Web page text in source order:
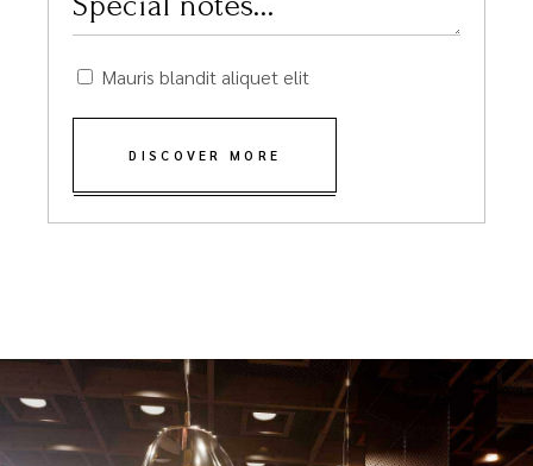
Mauris blandit aliquet elit
DISCOVER MORE